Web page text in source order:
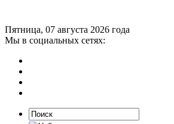
Пятница, 07 августа 2026 года
Мы в социальных сетях: